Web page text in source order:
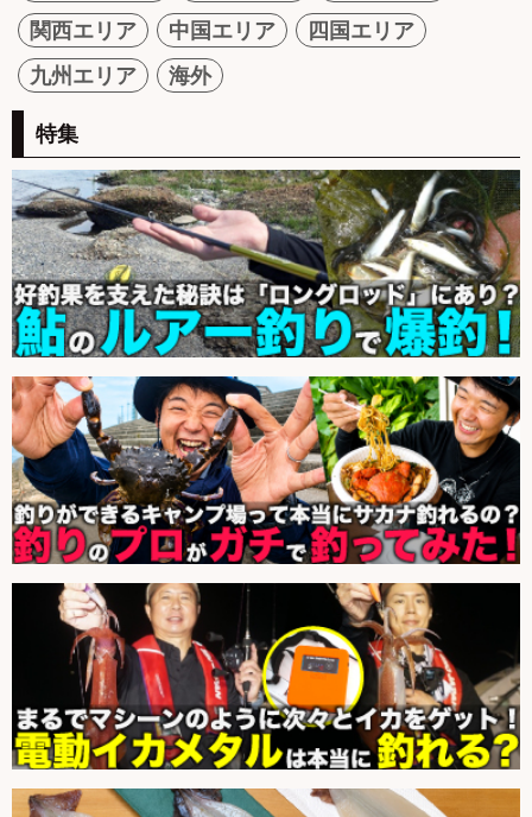
関西エリア
中国エリア
四国エリア
九州エリア
海外
特集